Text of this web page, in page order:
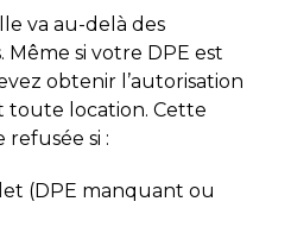
va au-delà des
si votre DPE est
obtenir l’autorisation
toute location. Cette
si :
(DPE manquant ou